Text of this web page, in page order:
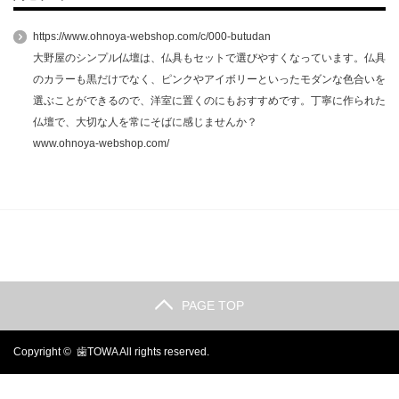
https://www.ohnoya-webshop.com/c/000-butudan
大野屋のシンプル仏壇は、仏具もセットで選びやすくなっています。仏具
のカラーも黒だけでなく、ピンクやアイボリーといったモダンな色合いを
選ぶことができるので、洋室に置くのにもおすすめです。丁寧に作られた
仏壇で、大切な人を常にそばに感じませんか？
www.ohnoya-webshop.com/
PAGE TOP
Copyright © 歯TOWAAll rights reserved.